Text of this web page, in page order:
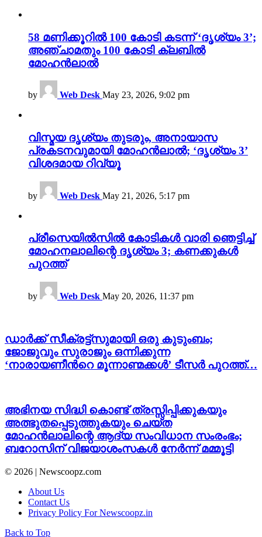
58 മണിക്കൂറിൽ 100 കോടി കടന്ന് ‘ദൃശ്യം 3’;
അഞ്ചാമതും 100 കോടി ക്ലബിൽ
മോഹൻലാൽ
by Web Desk May 23, 2026, 9:02 pm
വിസ്മയ ദൃശ്യം തുടരും, അനായാസ
പ്രകടനവുമായി മോഹൻലാൽ; ‘ദൃശ്യം 3’
വിശദമായ റിവ്യൂ
by Web Desk May 21, 2026, 5:17 pm
പ്രീസെയിൽസിൽ കോടികൾ വാരി ഞെട്ടിച്ച്
മോഹനലാലിന്റെ ദൃശ്യം 3; കണക്കുകൾ
പുറത്ത്
by Web Desk May 20, 2026, 11:37 pm
ഡാര്‍ക്ക്‌ സീക്രട്ട്സുമായി ഒരു കുടുംബം;
ജോജുവും സുരാജും ഒന്നിക്കുന്ന
‘നാരായണീന്‍റെ മൂന്നാണ്മക്കൾ’ ടീസര്‍ പുറത്ത്…
അഭിനയ സിദ്ധി കൊണ്ട് ത്രസ്സിപ്പിക്കുകയും
അത്ഭുതപ്പെടുത്തുകയും ചെയ്ത
മോഹൻലാലിന്റെ ആദ്യ സംവിധാന സംരംഭം;
ബറോസിന് വിജയാശംസകൾ നേർന്ന് മമ്മൂട്ടി
© 2026 | Newscoopz.com
About Us
Contact Us
Privacy Policy For Newscoopz.in
Back to Top